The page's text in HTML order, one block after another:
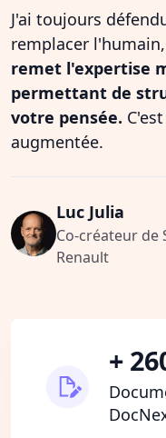
J'ai toujours
remplacer
remet l'expertise
permettant de
votre pensée.
augmentée.
Luc Julia
Co-créateur de
Renault
+